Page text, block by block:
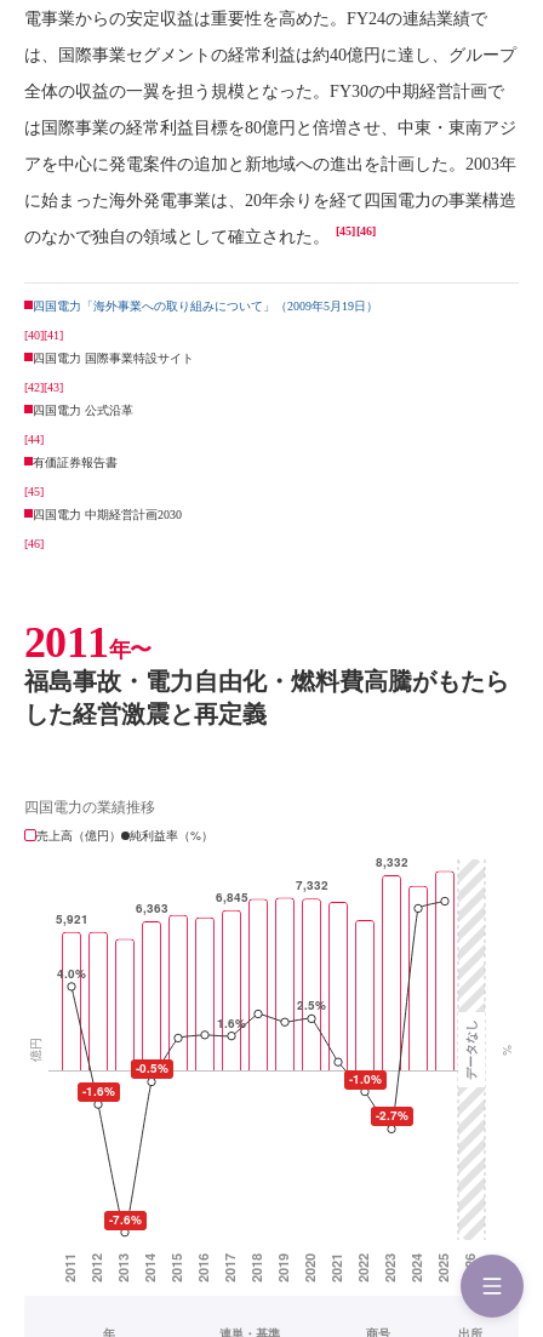
電事業からの安定収益は重要性を高めた。FY24の連結業績で
は、国際事業セグメントの経常利益は約40億円に達し、グループ
全体の収益の一翼を担う規模となった。FY30の中期経営計画で
は国際事業の経常利益目標を80億円と倍増させ、中東・東南アジ
アを中心に発電案件の追加と新地域への進出を計画した。2003年
に始まった海外発電事業は、20年余りを経て四国電力の事業構造
のなかで独自の領域として確立された。
[45][46]
四国電力「海外事業への取り組みについて」（2009年5月19日）
[40][41]
四国電力 国際事業特設サイト
[42][43]
四国電力 公式沿革
[44]
有価証券報告書
[45]
四国電力 中期経営計画2030
[46]
2011年〜
福島事故・電力自由化・燃料費高騰がもたら
した経営激震と再定義
四国電力の業績推移
売上高（億円）
純利益率（%）
年 連単・基準 商号 出所